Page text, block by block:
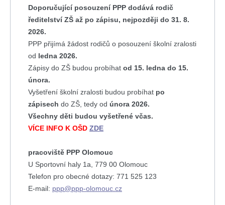
Doporučující posouzení PPP dodává rodič
ředitelství ZŠ až po zápisu, nejpozději do 31. 8.
2026.
PPP přijímá žádost rodičů o posouzení školní zralosti
od ledna 2026.
Zápisy do ZŠ budou probíhat od 15. ledna do 15.
února.
Vyšetření školní zralosti budou probíhat po
zápisech do ZŠ, tedy od února 2026.
Všechny děti budou vyšetřené včas.
VÍCE INFO K OŠD ZDE
pracoviště PPP Olomouc
U Sportovní haly 1a, 779 00 Olomouc
Telefon pro obecné dotazy: 771 525 123
E-mail: ppp@ppp-olomouc.cz